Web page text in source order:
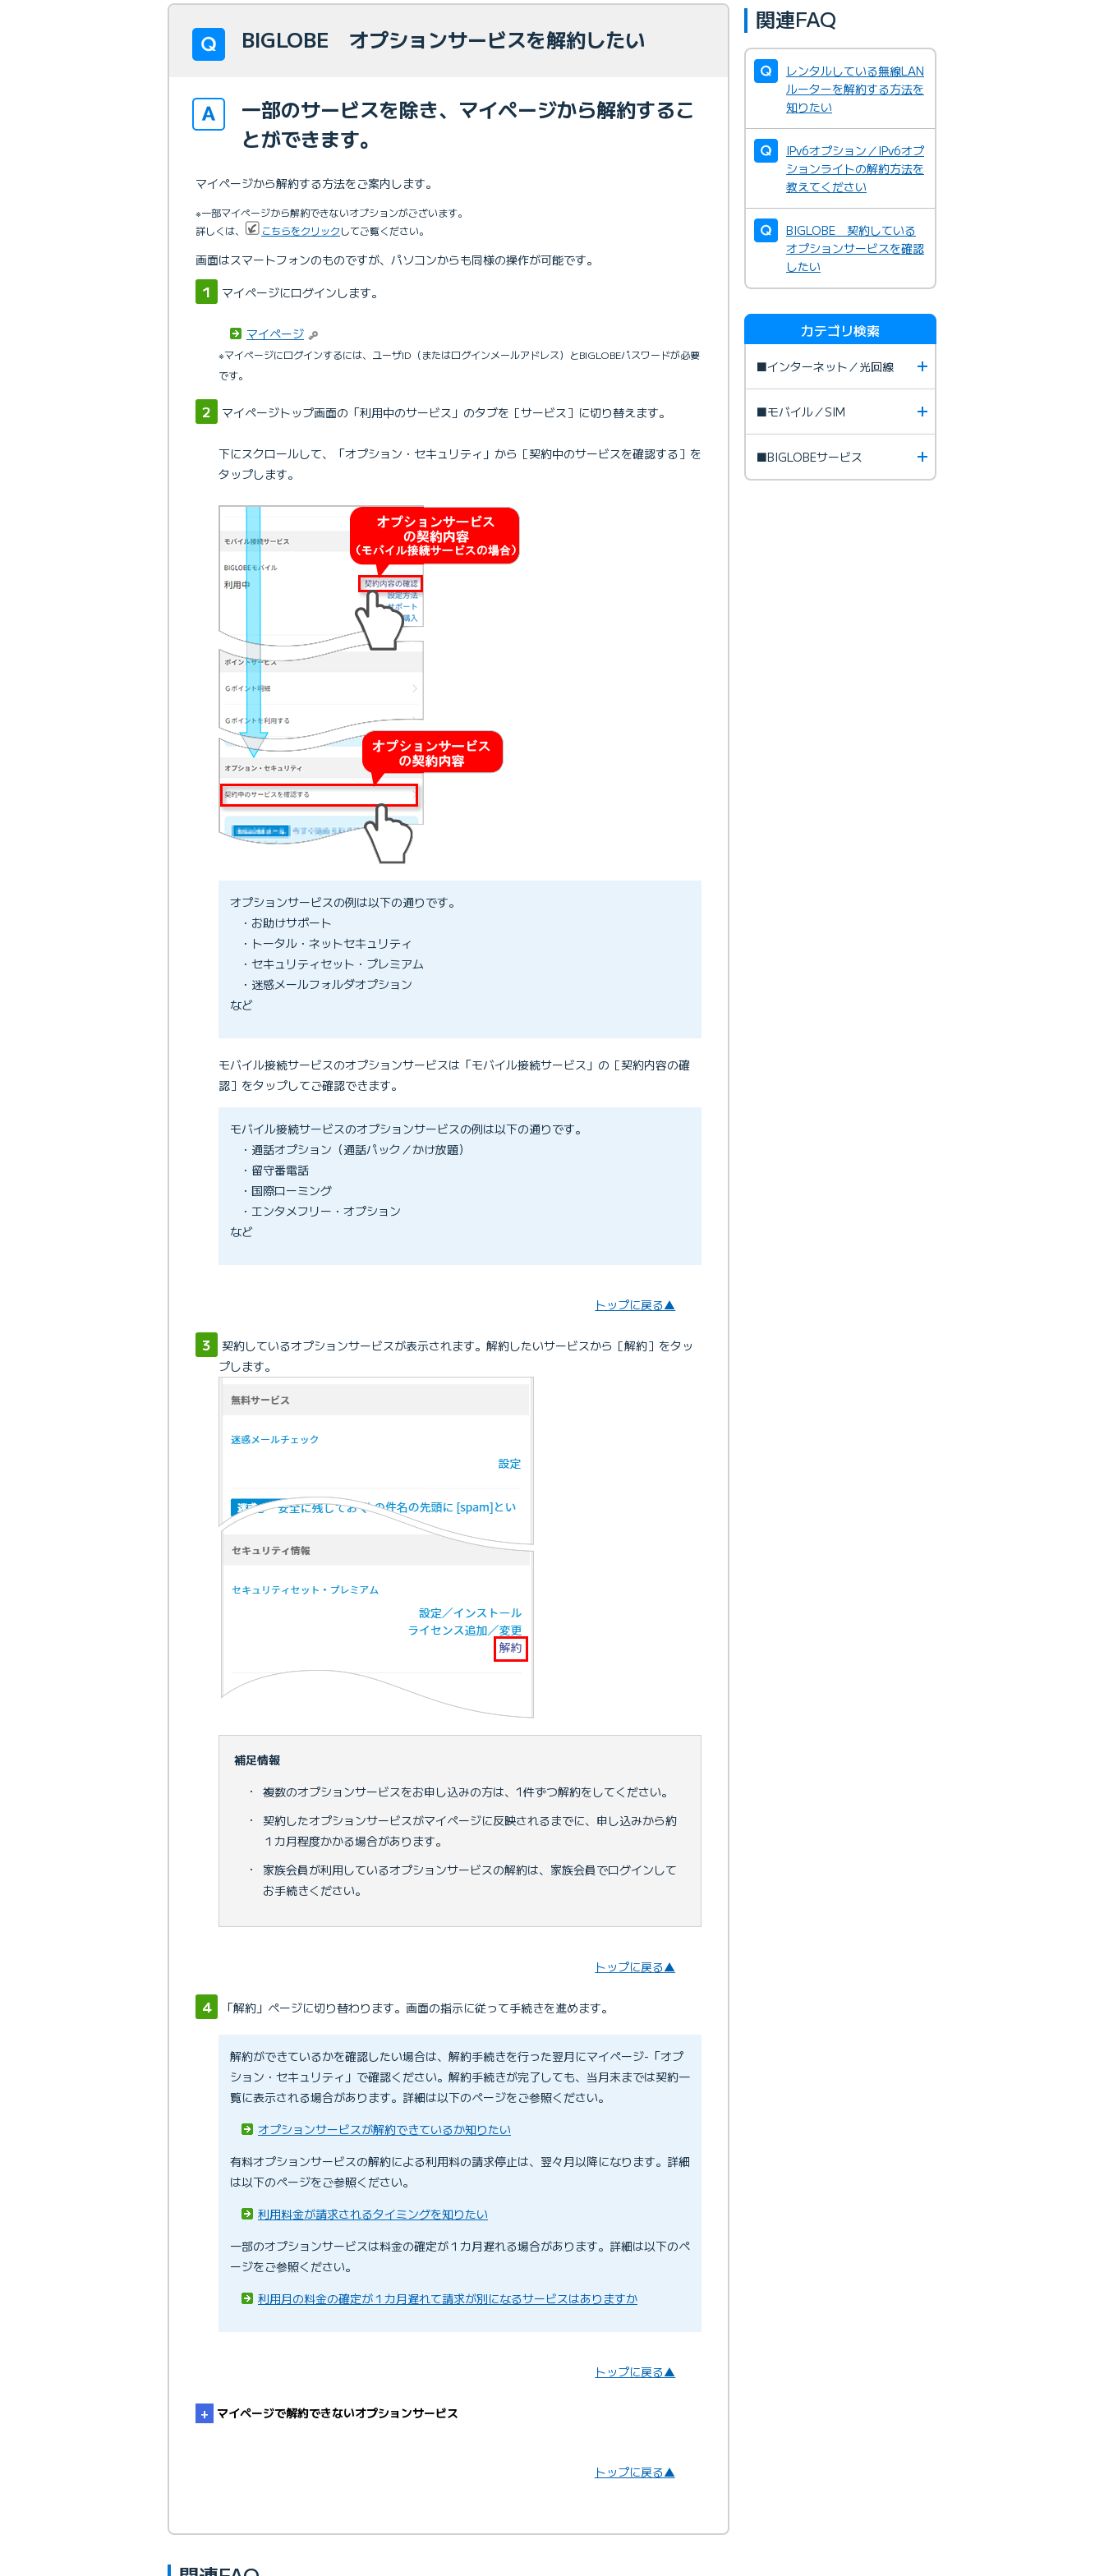
BIGLOBE オプションサービスを解約したい
一部のサービスを除き、マイページから解約するこ
とができます。
マイページから解約する方法をご案内します。
※一部マイページから解約できないオプションがございます。
詳しくは、
こちらをクリックしてご覧ください。
画面はスマートフォンのものですが、パソコンからも同様の操作が可能です。
マイページにログインします。
マイページ
※マイページにログインするには、ユーザID（またはログインメールアドレス）とBIGLOBEパスワードが必要
です。
マイページトップ画面の「利用中のサービス」のタブを［サービス］に切り替えます。
下にスクロールして、「オプション・セキュリティ」から［契約中のサービスを確認する］を
タップします。
オプションサービスの例は以下の通りです。
・お助けサポート
・トータル・ネットセキュリティ
・セキュリティセット・プレミアム
・迷惑メールフォルダオプション
など
モバイル接続サービスのオプションサービスは「モバイル接続サービス」の［契約内容の確
認］をタップしてご確認できます。
モバイル接続サービスのオプションサービスの例は以下の通りです。
・通話オプション（通話パック／かけ放題）
・留守番電話
・国際ローミング
・エンタメフリー・オプション
など
トップに戻る▲
契約しているオプションサービスが表示されます。解約したいサービスから［解約］をタッ
プします。
補足情報
・
複数のオプションサービスをお申し込みの方は、1件ずつ解約をしてください。
・
契約したオプションサービスがマイページに反映されるまでに、申し込みから約
１カ月程度かかる場合があります。
・
家族会員が利用しているオプションサービスの解約は、家族会員でログインして
お手続きください。
トップに戻る▲
「解約」ページに切り替わります。画面の指示に従って手続きを進めます。
解約ができているかを確認したい場合は、解約手続きを行った翌月にマイページ-「オプ
ション・セキュリティ」で確認ください。解約手続きが完了しても、当月末までは契約一
覧に表示される場合があります。詳細は以下のページをご参照ください。
オプションサービスが解約できているか知りたい
有料オプションサービスの解約による利用料の請求停止は、翌々月以降になります。詳細
は以下のページをご参照ください。
利用料金が請求されるタイミングを知りたい
一部のオプションサービスは料金の確定が１カ月遅れる場合があります。詳細は以下のペ
ージをご参照ください。
利用月の料金の確定が１カ月遅れて請求が別になるサービスはありますか
トップに戻る▲
マイページで解約できないオプションサービス
トップに戻る▲
関連FAQ
レンタルしている無線LAN
ルーターを解約する方法を
知りたい
IPv6オプション／IPv6オプ
ションライトの解約方法を
教えてください
BIGLOBE 契約している
オプションサービスを確認
したい
カテゴリ検索
■インターネット／光回線
■モバイル／SIM
■BIGLOBEサービス